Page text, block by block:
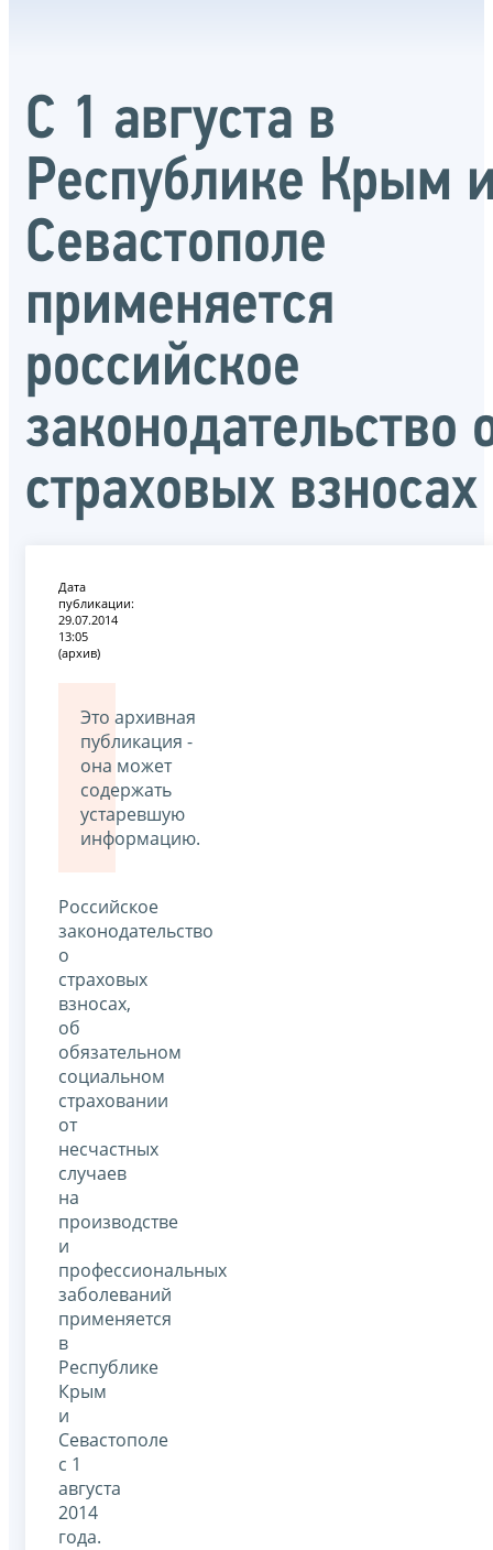
С 1 августа в
Республике Крым
Севастополе
применяется
российское
законодательство
страховых взносах
Дата
публикации:
29.07.2014
13:05
(архив)
Это архивная
публикация -
она может
содержать
устаревшую
информацию.
Российское
законодательство
о
страховых
взносах,
об
обязательном
социальном
страховании
от
несчастных
случаев
на
производстве
и
профессиональных
заболеваний
применяется
в
Республике
Крым
и
Севастополе
с 1
августа
2014
года.